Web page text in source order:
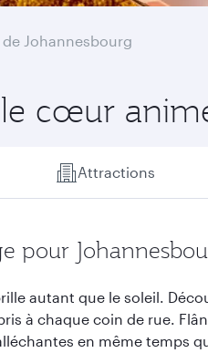
Johannesbourg
cœur
Attractions
pour
autant que le soleil.
à chaque coin de rue.
en même temps